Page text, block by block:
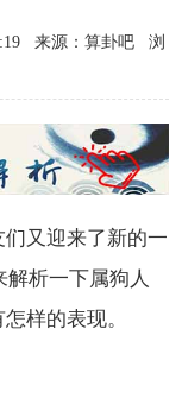
来源：算卦吧
浏
又迎来了新的一
析一下属狗人
样的表现。